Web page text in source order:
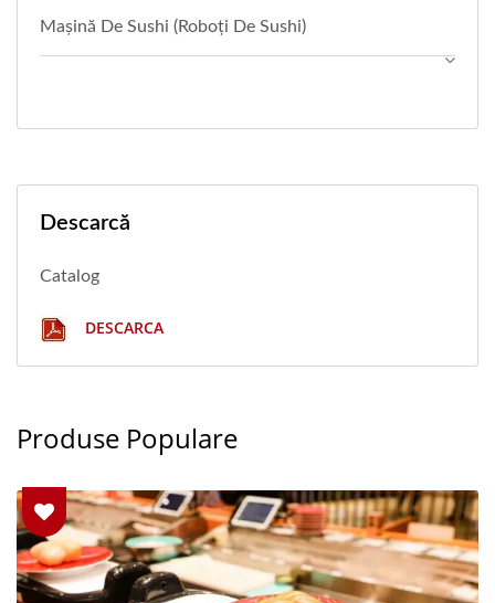
Mașină De Sushi (Roboți De Sushi)
Descarcă
Catalog
DESCARCA
Produse Populare